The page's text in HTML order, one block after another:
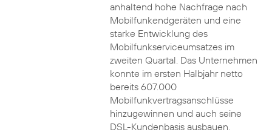
anhaltend hohe Nachfrage nach
Mobilfunkendgeräten und eine
starke Entwicklung des
Mobilfunkserviceumsatzes im
zweiten Quartal. Das Unternehmen
konnte im ersten Halbjahr netto
bereits 607.000
Mobilfunkvertragsanschlüsse
hinzugewinnen und auch seine
DSL-Kundenbasis ausbauen.